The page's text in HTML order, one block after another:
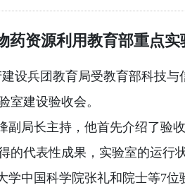
药资源利用教育部重点
设兵团教育局受教育部科技与
室建设验收会。
副局长主持，他首先介绍了验
的代表性成果，实验室的运行
学中国科学院张礼和院士等7位